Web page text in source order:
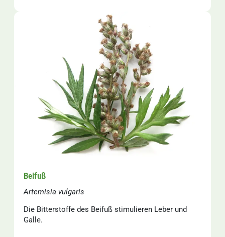
Beifuß
Artemisia vulgaris
Die Bitterstoffe des Beifuß stimulieren Leber und
Galle.